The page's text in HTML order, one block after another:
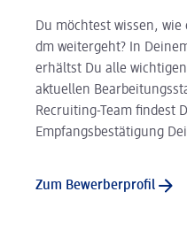
Du möchtest wissen,
dm weitergeht? In
erhältst Du alle
aktuellen
Recruiting-Team findest
Empfangsbestätigung
Zum Bewerberprofil